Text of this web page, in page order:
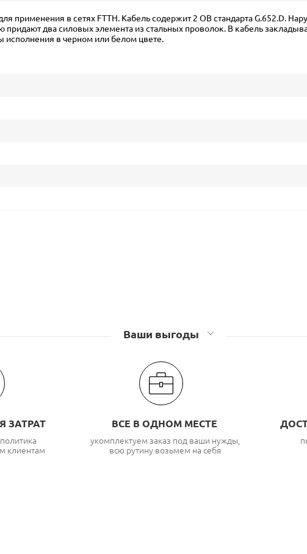
применения в сетях FTTH. Кабель содержит 2 ОВ стандарта G.652.D.
два силовых элемента из стальных проволок. В кабель
исполнения в черном или белом цвете.
Ваши выгоды
ЗАТРАТ
клиентам
ВСЕ В ОДНОМ МЕСТЕ
укомплектуем заказ под ваши нужды,
всю рутину возьмем на себя